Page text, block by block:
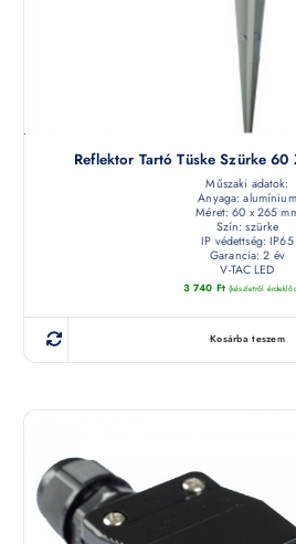
Reflektor Tartó Tüske Szürke
Műszaki adatok:
Anyaga: alumínium
Méret: 60 x 265
Szín: szürke
IP védettség: IP65
Garancia: 2 év
V-TAC LED
3 740 Ft (készletről
Kosárba teszem